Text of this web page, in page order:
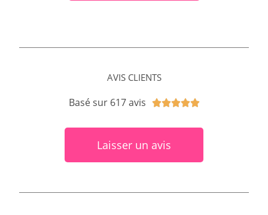
AVIS CLIENTS
Basé sur 617 avis 
Laisser un avis